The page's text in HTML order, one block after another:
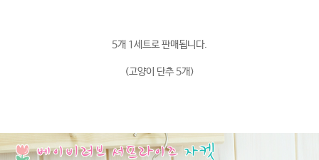
5개 1세트로 판매됩니다.
(고양이 단추 5개)